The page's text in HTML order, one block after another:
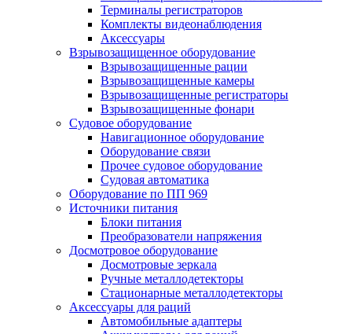
Терминалы регистраторов
Комплекты видеонаблюдения
Аксессуары
Взрывозащищенное оборудование
Взрывозащищенные рации
Взрывозащищенные камеры
Взрывозащищенные регистраторы
Взрывозащищенные фонари
Судовое оборудование
Навигационное оборудование
Оборудование связи
Прочее судовое оборудование
Судовая автоматика
Оборудование по ПП 969
Источники питания
Блоки питания
Преобразователи напряжения
Досмотровое оборудование
Досмотровые зеркала
Ручные металлодетекторы
Стационарные металлодетекторы
Аксессуары для раций
Автомобильные адаптеры